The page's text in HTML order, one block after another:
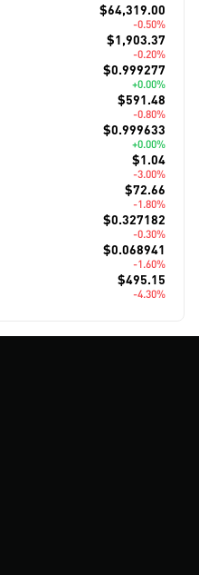
$64,319.00
-0.50%
$1,903.37
-0.20%
$0.999277
+0.00%
$591.48
-0.80%
$0.999633
+0.00%
$1.04
-3.00%
$72.66
-1.80%
$0.327182
-0.30%
$0.068941
-1.60%
$495.15
-4.30%